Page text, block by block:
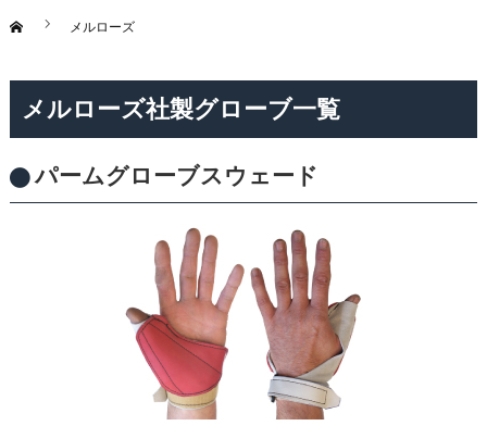
メルローズ
メルローズ社製グローブ一覧
パームグローブスウェード